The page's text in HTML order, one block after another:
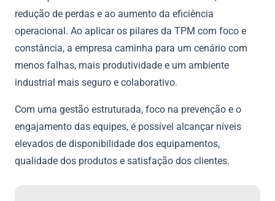
redução de perdas e ao aumento da eficiência
operacional. Ao aplicar os pilares da TPM com foco e
constância, a empresa caminha para um cenário com
menos falhas, mais produtividade e um ambiente
industrial mais seguro e colaborativo.
Com uma gestão estruturada, foco na prevenção e o
engajamento das equipes, é possível alcançar níveis
elevados de disponibilidade dos equipamentos,
qualidade dos produtos e satisfação dos clientes.